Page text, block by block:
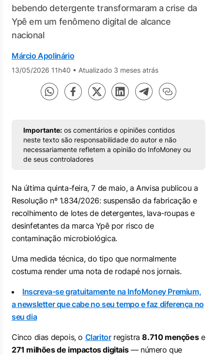
bebendo detergente transformaram a crise da
Ypê em um fenômeno digital de alcance
nacional
Márcio Apolinário
13/05/2026 11h40 • Atualizado 3 meses atrás
Importante: os comentários e opiniões contidos
neste texto são responsabilidade do autor e não
necessariamente refletem a opinião do InfoMoney ou
de seus controladores
Na última quinta-feira, 7 de maio, a Anvisa publicou a
Resolução nº 1.834/2026: suspensão da fabricação e
recolhimento de lotes de detergentes, lava-roupas e
desinfetantes da marca Ypê por risco de
contaminação microbiológica.
Uma medida técnica, do tipo que normalmente
costuma render uma nota de rodapé nos jornais.
Inscreva-se gratuitamente na InfoMoney Premium,
a newsletter que cabe no seu tempo e faz diferença no
seu dia
Cinco dias depois, o Claritorregistra8.710 mençõese
271 milhões de impactos digitais— número que